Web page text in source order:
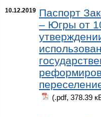
10.12.2019 Паспорт
– Югры от
(.pdf, 378.39